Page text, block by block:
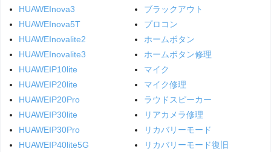
HUAWEInova3
HUAWEInova5T
HUAWEInovalite2
HUAWEInovalite3
HUAWEIP10lite
HUAWEIP20lite
HUAWEIP20Pro
HUAWEIP30lite
HUAWEIP30Pro
HUAWEIP40lite5G
ブラックアウト
プロコン
ホームボタン
ホームボタン修理
マイク
マイク修理
ラウドスピーカー
リアカメラ修理
リカバリーモード
リカバリーモード復旧